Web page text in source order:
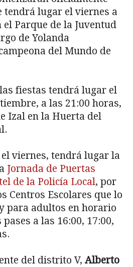
tendrá lugar el viernes a
el Parque de la Juventud
de Yolanda
del Mundo de
fiestas tendrá lugar el
a las 21:00 horas,
Izal en la Huerta del
viernes, tendrá lugar la
Jornada de Puertas
de la Policía Local, por
Centros Escolares que lo
para adultos en horario
a las 16:00, 17:00,
del distrito V, Alberto